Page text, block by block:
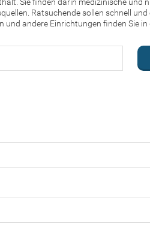
Ratsuchende sollen schnell
andere Einrichtungen finden Sie in